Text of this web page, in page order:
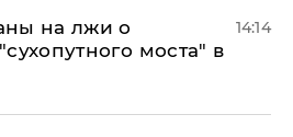
на лжи о
моста" в
14:14